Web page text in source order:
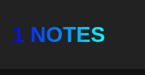
1 NOTES